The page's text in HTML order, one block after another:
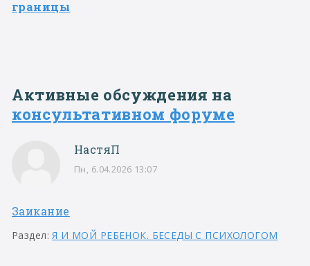
границы
Активные обсуждения на
консультативном форуме
НастяП
Пн, 6.04.2026 13:07
Заикание
Раздел:Я И МОЙ РЕБЕНОК. БЕСЕДЫ С ПСИХОЛОГОМ